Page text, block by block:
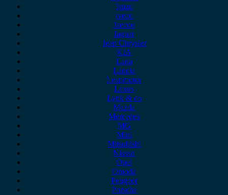
Isuzu
iveco
Jaecoo
Jaguar
Jeep Chrysler
KIA
Lada
Lancia
Leapmotor
Lexus
Lynk & co
Mazda
Mercedes
MG
Mini
Mitsubishi
Nissan
Opel
Omoda
Peugeot
Porsche